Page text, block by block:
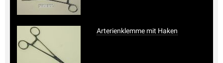
Arterienklemme mit Haken